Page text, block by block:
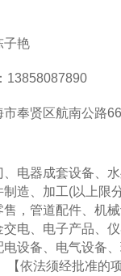
艳
贤区航南公路
器成套设备、水
造、加工(以上限
，管道配件、机
电、电子产品、
设备、电气设备
【依法须经批准的